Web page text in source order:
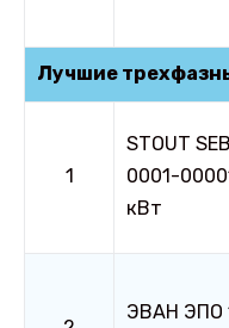
Лучшие
1
STOUT
0001-
кВт
ЭВАН ЭПО